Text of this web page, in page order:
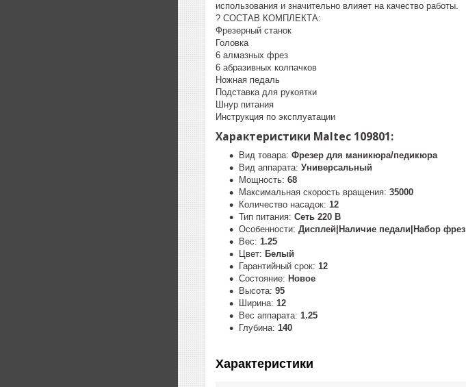
использования и значительно влияет на качество работы.
? СОСТАВ КОМПЛЕКТА:
Фрезерный станок
Головка
6 алмазных фрез
6 абразивных колпачков
Ножная педаль
Подставка для рукоятки
Шнур питания
Инструкция по эксплуатации
Характеристики Maltec 109801:
Вид товара: Фрезер для маникюра/педикюра
Вид аппарата: Универсальный
Мощность: 68
Максимальная скорость вращения: 35000
Количество насадок: 12
Тип питания: Сеть 220 В
Особенности: Дисплей|Наличие педали|Набор фрез
Вес: 1.25
Цвет: Белый
Гарантийный срок: 12
Состояние: Новое
Высота: 95
Ширина: 12
Вес аппарата: 1.25
Глубина: 140
Характеристики